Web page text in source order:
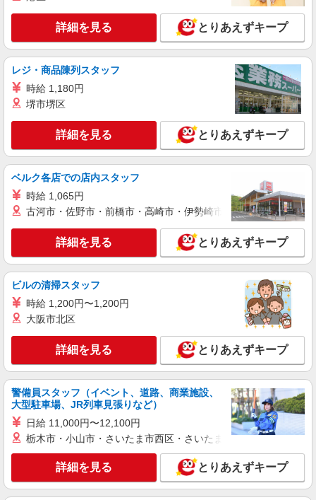
【正社員】接客販売スタッフ
［正社員］ 月給250,000円〜 ※経験能力考
慮します ※試用期間3か月（同条件）
岐阜県土岐市土岐ヶ丘1-2 土岐プレミアム・
詳細を見る
アルバイト
Coach
【長期アルバイト】COACH 接客販売スタッフ
【長期アルバイト】時給1230〜1300円 販売
員：時給1300円／販売アシスタント：時給1230円
※経験能力考慮 ※試用期間(同条件)3か月間
岐阜県土岐市土岐ヶ丘1-2 土岐プレミアム・
アウトレット
キープ 詳細を見る
正社員
Ecco
シューズ・バッグの販売スタッフ
［正社員］月給230,000円〜260,000円 ※経
験・能力により優遇・決定します ※試用期間は3
ヶ月です。そのほかの条件に変更はありません ・
インセンティブ支給あり ・制靴年2回・各2足支給
・勤務時着用私服の購入補助金あり ・社員割引制
岐阜県土岐市土岐ヶ丘1-2 土岐プレミアム・
アウトレット
キープ 詳細を見る
DIESEL OUTLET土岐
ショップスタッフ
詳細を見る とりあえずキープ
レジ・商品陳列スタッフ
時給 1,180円
堺市堺区
詳細を見る とりあえずキープ
ベルク各店での店内スタッフ
時給 1,065円
古河市・佐野市・前橋市・高崎市・伊勢崎市・太田市・館林市
詳細を見る とりあえずキープ
ビルの清掃スタッフ
時給 1,200円〜1,200円
大阪市北区
詳細を見る とりあえずキープ
警備員スタッフ（イベント、道路、商業施設、
大型駐車場、JR列車見張りなど）
日給 11,000円〜12,100円
栃木市・小山市・さいたま市西区・さいたま市岩槻区・久喜市・
詳細を見る とりあえずキープ